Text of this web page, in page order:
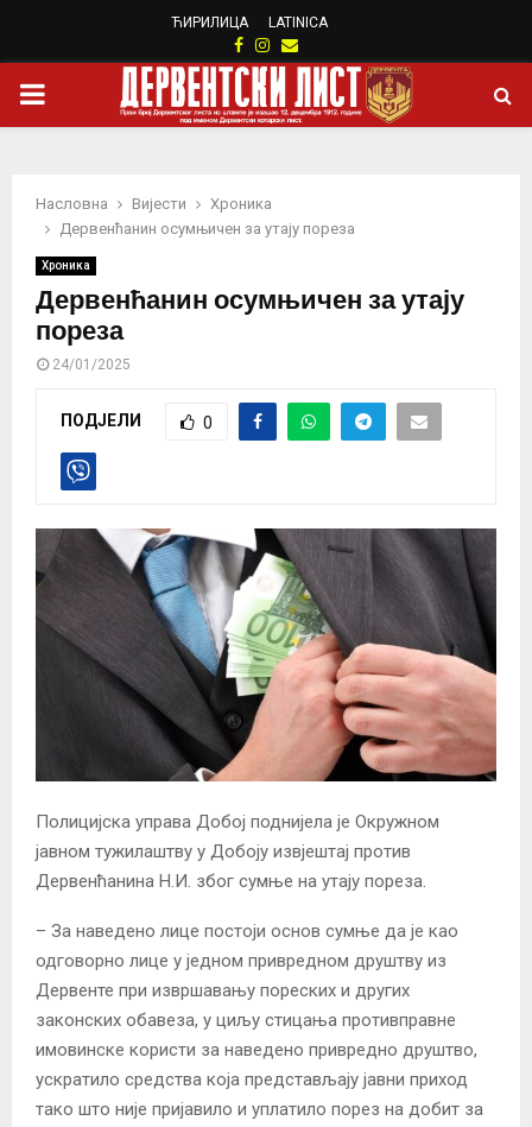
ЋИРИЛИЦА LATINICA
Facebook
Instagram
Email
PRIMARY
Насловна Вијести
Хроника
Дервенћанин осумњичен за утају пореза
Хроника
Дервенћанин осумњичен за утају
пореза
24/01/2025
ПОДЈЕЛИ 0
Полицијска управа Добој поднијела је Окружном
јавном тужилаштву у Добоју извјештај против
Дервенћанина Н.И. због сумње на утају пореза.
– За наведено лице постоји основ сумње да је као
одговорно лице у једном привредном друштву из
Дервенте при извршавању пореских и других
законских обавеза, у циљу стицања противправне
имовинске користи за наведено привредно друштво,
ускратило средства која представљају јавни приход
тако што није пријавило и уплатило порез на добит за